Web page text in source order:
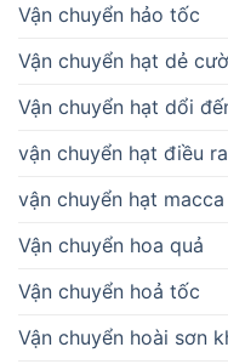
Vận chuyển hảo tốc
Vận chuyển hạt dẻ
Vận chuyển hạt dổi
vận chuyển hạt điều
vận chuyển hạt macca
Vận chuyển hoa quả
Vận chuyển hoả tốc
Vận chuyển hoài sơn